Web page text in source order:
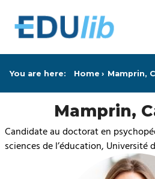
You are here: Home Mamprin,
Mamprin,
Candidate au doctorat en
sciences de l’éducation, Université